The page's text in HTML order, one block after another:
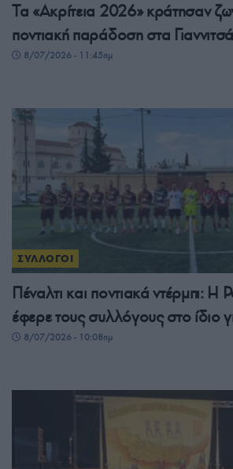
Τα «Ακρίτεια 2026» κράτησαν
ποντιακή παράδοση στα Γιαννιτσά
8/07/2026 - 11:45πμ
ΣΥΛΛΟΓΟΙ
Πέναλτι και ποντιακά ντέρμπι: Η
έφερε τους συλλόγους στο ίδιο
8/07/2026 - 10:08πμ